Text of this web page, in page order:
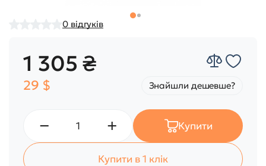
0 відгуків
1 305 ₴
29 $ Знайшли дешевше?
Купити
Купити в 1 клік